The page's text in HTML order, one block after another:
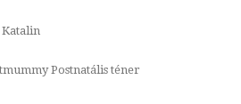
Katalin
Postnatális téner